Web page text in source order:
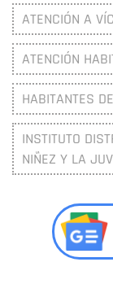
ATENCIÓN A
ATENCIÓN
HABITANTES
INSTITUTO
NIÑEZ Y LA